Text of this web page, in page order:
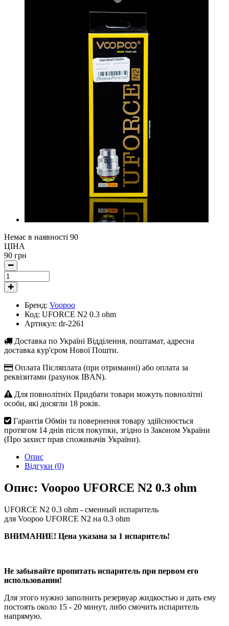
Немає в наявності 90
ЦІНА
90 грн
Бренд: Voopoo
Код: UFORCE N2 0.3 ohm
Артикул: dr-2261
Доставка по Україні Відділення, поштамат, адресна
доставка кур'єром Нової Пошти.
Оплата Післяплата (при отриманні) або оплата за
реквізитами (рахунок IBAN).
Для повнолітніх Придбати товари можуть повнолітні
особи, які досягли 18 років.
Гарантія Обмін та повернення товару здійснюється
протягом 14 днів після покупки, згідно із Законом України
(Про захист прав споживачів України).
Опис
Відгуки (0)
Опис: Voopoo UFORCE N2 0.3 ohm
UFORCE N2 0.3 ohm - сменный испаритель
для Voopoo UFORCE N2 на 0.3 ohm
ВНИМАНИЕ! Цена указана за 1 испаритель!​
Не забывайте пропитать испаритель при первом его
использовании!
Для этого нужно заполнить резервуар жидкостью и дать ему
постоять около 15 - 20 минут, либо смочить испаритель
напрямую.